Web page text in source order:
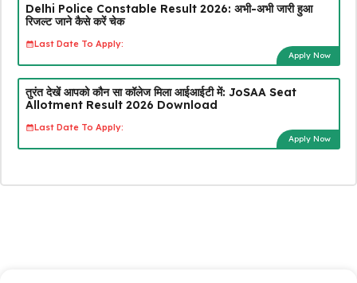
Delhi Police Constable Result 2026: अभी-अभी जारी हुआ
रिजल्ट जाने कैसे करें चेक
Last Date To Apply:
Apply Now
तुरंत देखें आपको कौन सा कॉलेज मिला आईआईटी में: JoSAA Seat
Allotment Result 2026 Download
Last Date To Apply:
Apply Now